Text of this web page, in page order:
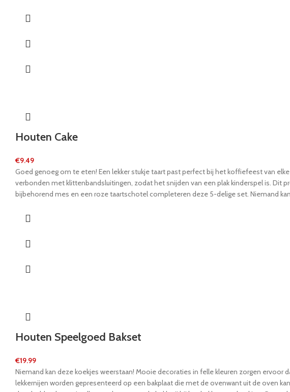
Houten Cake
€9.49
Goed genoeg om te eten! Een lekker stukje taart past perfect bij het koffiefeest van
verbonden met klittenbandsluitingen, zodat het snijden van een plak kinderspel is. Dit
bijbehorend mes en een roze taartschotel completeren deze 5-delige set. Niemand
Houten Speelgoed Bakset
€19.99
Niemand kan deze koekjes weerstaan! Mooie decoraties in felle kleuren zorgen
lekkernijen worden gepresenteerd op een bakplaat die met de ovenwant uit de oven